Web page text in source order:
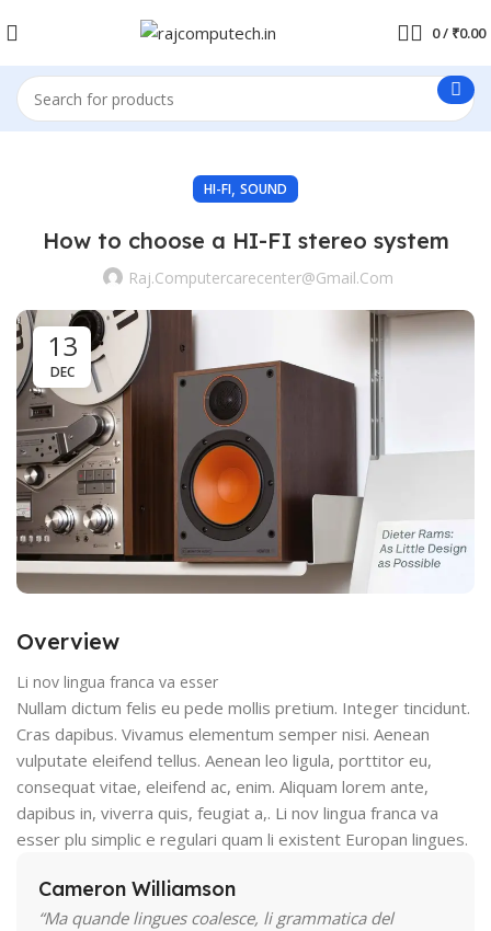
0/ ₹0.00
HI-FI, SOUND
How to choose a HI-FI stereo system
Raj.computercarecenter@gmail.com
13
DEC
Overview
Li nov lingua franca va esser
Nullam dictum felis eu pede mollis pretium. Integer tincidunt.
Cras dapibus. Vivamus elementum semper nisi. Aenean
vulputate eleifend tellus. Aenean leo ligula, porttitor eu,
consequat vitae, eleifend ac, enim. Aliquam lorem ante,
dapibus in, viverra quis, feugiat a,. Li nov lingua franca va
esser plu simplic e regulari quam li existent Europan lingues.
Cameron Williamson
“Ma quande lingues coalesce, li grammatica del